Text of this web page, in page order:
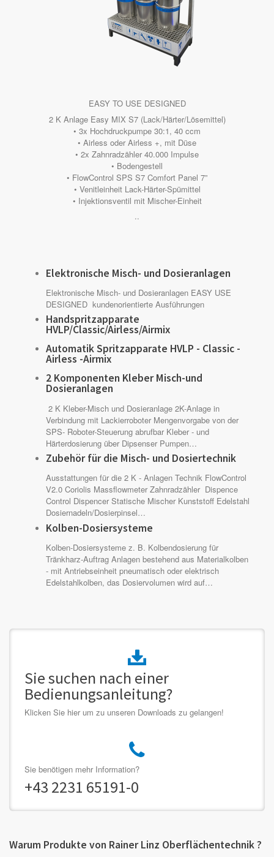
EASY TO USE DESIGNED
2 K Anlage Easy MIX S7 (Lack/Härter/Lösemittel)
• 3x Hochdruckpumpe 30:1, 40 ccm
• Airless oder Airless +, mit Düse
• 2x Zahnradzähler 40.000 Impulse
• Bodengestell
• FlowControl SPS S7 Comfort Panel 7”
• Venitleinheit Lack-Härter-Spümittel
• Injektionsventil mit Mischer-Einheit
..
Elektronische Misch- und Dosieranlagen
Elektronische Misch- und Dosieranlagen EASY USE
DESIGNED kundenorientierte Ausführungen
Handspritzapparate
HVLP/Classic/Airless/Airmix
Automatik Spritzapparate HVLP - Classic -
Airless -Airmix
2 Komponenten Kleber Misch-und
Dosieranlagen
2 K Kleber-Misch und Dosieranlage 2K-Anlage in
Verbindung mit Lackierroboter Mengenvorgabe von der
SPS- Roboter-Steuerung abrufbar Kleber - und
Härterdosierung über Dipsenser Pumpen…
Zubehör für die Misch- und Dosiertechnik
Ausstattungen für die 2 K - Anlagen Technik FlowControl
V2.0 Coriolis Massflowmeter Zahnradzähler Dispence
Control Dispencer Statische Mischer Kunststoff Edelstahl
Dosiernadeln/Dosierpinsel…
Kolben-Dosiersysteme
Kolben-Dosiersysteme z. B. Kolbendosierung für
Tränkharz-Auftrag Anlagen bestehend aus Materialkolben
- mit Antriebseinheit pneumatisch oder elektrisch
Edelstahlkolben, das Dosiervolumen wird auf…
Sie suchen nach einer
Bedienungsanleitung?
Klicken Sie hier um zu unseren Downloads zu gelangen!
Sie benötigen mehr Information?
+43 2231 65191-0
Warum Produkte von Rainer Linz Oberflächentechnik ?